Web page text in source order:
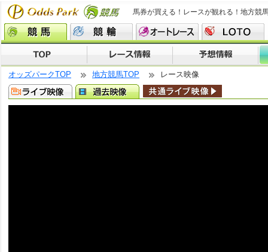
馬券が買える！レースが観れる！地方競
オッズパークTOP 地方競馬TOP レース映像